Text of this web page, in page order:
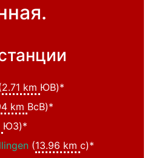
2.71 km ЮВ)*
km ВсВ)*
ЮЗ)*
(13.96 km с)*